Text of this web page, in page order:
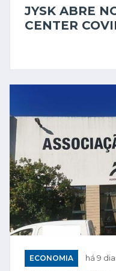
JYSK ABRE
CENTER
ECONOMIA há 9